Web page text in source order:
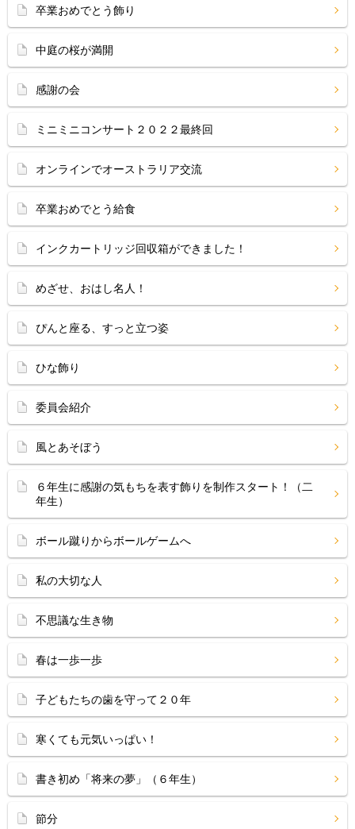
卒業おめでとう飾り
中庭の桜が満開
感謝の会
ミニミニコンサート２０２２最終回
オンラインでオーストラリア交流
卒業おめでとう給食
インクカートリッジ回収箱ができました！
めざせ、おはし名人！
ぴんと座る、すっと立つ姿
ひな飾り
委員会紹介
風とあそぼう
６年生に感謝の気もちを表す飾りを制作スタート！（二
年生）
ボール蹴りからボールゲームへ
私の大切な人
不思議な生き物
春は一歩一歩
子どもたちの歯を守って２０年
寒くても元気いっぱい！
書き初め「将来の夢」（６年生）
節分